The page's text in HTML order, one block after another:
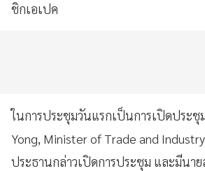
ชิกเอเปค
ในการประชุมวันแรกเป็นการเปิดประชุ
Yong, Minister of Trade and
ประธานกล่าวเปิดการประชุม และมีนา